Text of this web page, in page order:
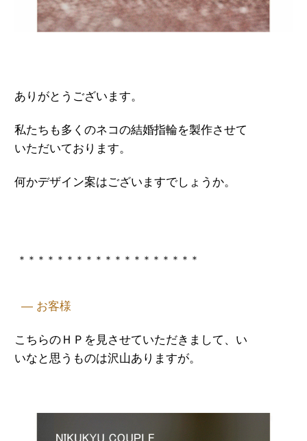
ありがとうございます。
私たちも多くのネコの結婚指輪を製作させて
いただいております。
何かデザイン案はございますでしょうか。
＊＊＊＊＊＊＊＊＊＊＊＊＊＊＊＊＊＊＊
— お客様
こちらのＨＰを見させていただきまして、い
いなと思うものは沢山ありますが。